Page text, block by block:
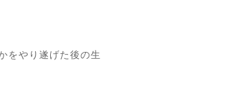
をやり遂げた後の生